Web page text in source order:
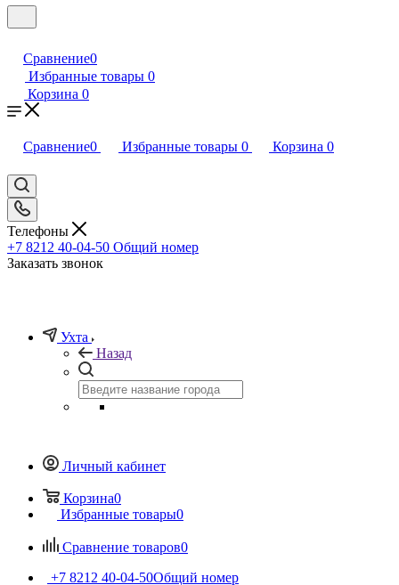
Сравнение0
Избранные товары 0
Корзина 0
Сравнение0 Избранные товары 0 Корзина 0
Телефоны
+7 8212 40-04-50 Общий номер
Заказать звонок
Ухта
Назад
Личный кабинет
Корзина0
Избранные товары0
Сравнение товаров0
+7 8212 40-04-50Общий номер